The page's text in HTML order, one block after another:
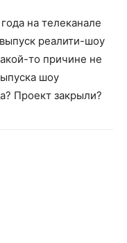
на телеканале
реалити-шоу
то причине не
шоу
Проект закрыли?